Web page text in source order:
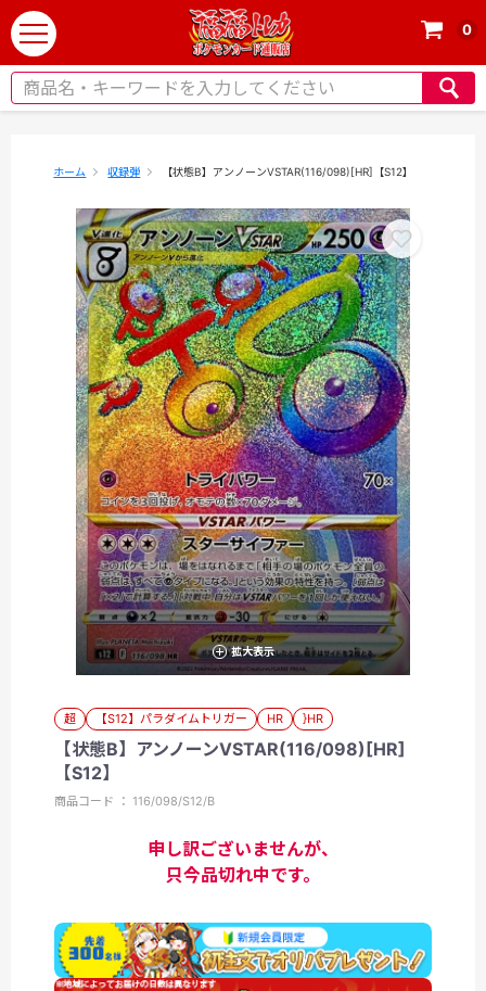
t
o
g
0
ホーム 収録弾 【状態B】アンノーンVSTAR(116/098)[HR]【S12】
拡大表示
超 【S12】パラダイムトリガー HR }HR
【状態B】アンノーンVSTAR(116/098)[HR]
【S12】
商品コード ： 116/098/S12/B
申し訳ございませんが、
只今品切れ中です。